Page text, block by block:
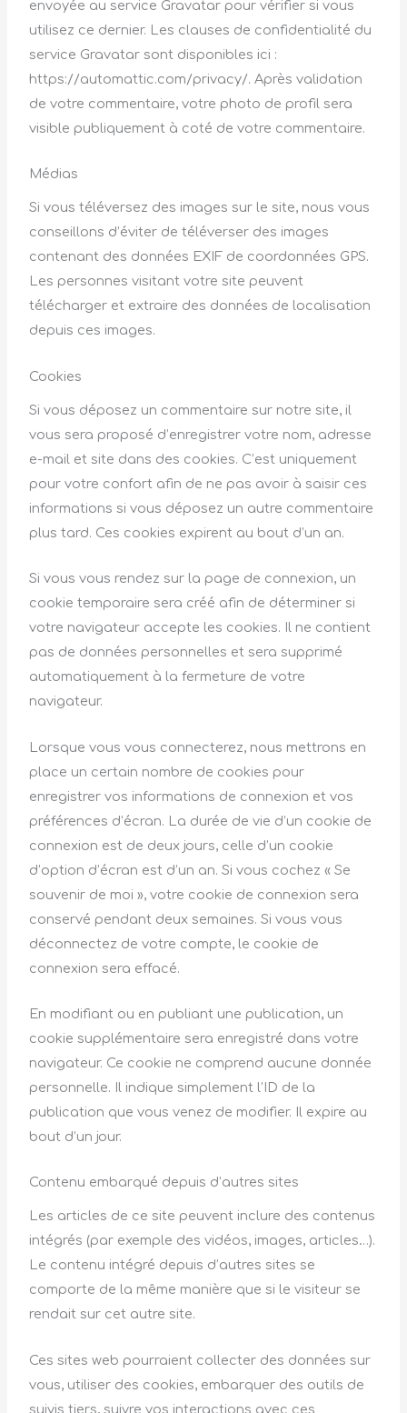
envoyée au service Gravatar pour vérifier si vous
utilisez ce dernier. Les clauses de confidentialité du
service Gravatar sont disponibles ici :
https://automattic.com/privacy/. Après validation
de votre commentaire, votre photo de profil sera
visible publiquement à coté de votre commentaire.
Médias
Si vous téléversez des images sur le site, nous vous
conseillons d’éviter de téléverser des images
contenant des données EXIF de coordonnées GPS.
Les personnes visitant votre site peuvent
télécharger et extraire des données de localisation
depuis ces images.
Cookies
Si vous déposez un commentaire sur notre site, il
vous sera proposé d’enregistrer votre nom, adresse
e-mail et site dans des cookies. C’est uniquement
pour votre confort afin de ne pas avoir à saisir ces
informations si vous déposez un autre commentaire
plus tard. Ces cookies expirent au bout d’un an.
Si vous vous rendez sur la page de connexion, un
cookie temporaire sera créé afin de déterminer si
votre navigateur accepte les cookies. Il ne contient
pas de données personnelles et sera supprimé
automatiquement à la fermeture de votre
navigateur.
Lorsque vous vous connecterez, nous mettrons en
place un certain nombre de cookies pour
enregistrer vos informations de connexion et vos
préférences d’écran. La durée de vie d’un cookie de
connexion est de deux jours, celle d’un cookie
d’option d’écran est d’un an. Si vous cochez « Se
souvenir de moi », votre cookie de connexion sera
conservé pendant deux semaines. Si vous vous
déconnectez de votre compte, le cookie de
connexion sera effacé.
En modifiant ou en publiant une publication, un
cookie supplémentaire sera enregistré dans votre
navigateur. Ce cookie ne comprend aucune donnée
personnelle. Il indique simplement l’ID de la
publication que vous venez de modifier. Il expire au
bout d’un jour.
Contenu embarqué depuis d’autres sites
Les articles de ce site peuvent inclure des contenus
intégrés (par exemple des vidéos, images, articles…).
Le contenu intégré depuis d’autres sites se
comporte de la même manière que si le visiteur se
rendait sur cet autre site.
Ces sites web pourraient collecter des données sur
vous, utiliser des cookies, embarquer des outils de
suivis tiers, suivre vos interactions avec ces